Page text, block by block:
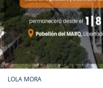
LOLA MORA